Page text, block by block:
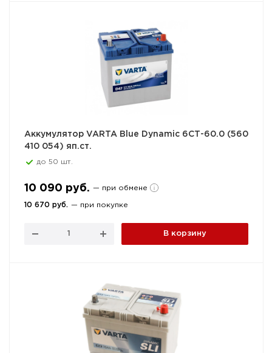
Аккумулятор VARTA Blue Dynamic 6СТ-60.0 (560
410 054) яп.ст.
до 50 шт.
10 090 руб. — при обмене
10 670 руб. — при покупке
В корзину